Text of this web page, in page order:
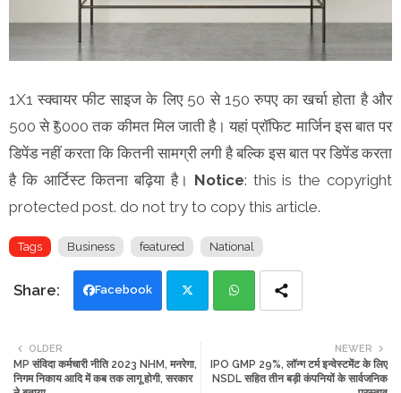
1X1 स्क्वायर फीट साइज के लिए 50 से 150 रुपए का खर्चा होता है और
500 से ₹5000 तक कीमत मिल जाती है। यहां प्रॉफिट मार्जिन इस बात पर
डिपेंड नहीं करता कि कितनी सामग्री लगी है बल्कि इस बात पर डिपेंड करता
है कि आर्टिस्ट कितना बढ़िया है। Notice: this is the copyright
protected post. do not try to copy this article.
Tags Business featured National
Facebook
tte ats
NEWER
IPO GMP 29%, लॉन्ग टर्म इन्वेस्टमेंट के लिए
NSDL सहित तीन बड़ी कंपनियों के सार्वजनिक
OLDER
MP संविदा कर्मचारी नीति 2023 NHM, मनरेगा,
निगम निकाय आदि में कब तक लागू होगी, सरकार